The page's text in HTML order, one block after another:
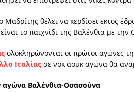
2026 ] Η συμφωνία πυρηνικής
2026 ]
Τα γεγονότα της Τηλλυρίας και το
2026 ] Tηλεοπτικοί “Mega-Fiers”…
2026 ] Κώστας Τσουκαλάς: Αντιπολίτευση
Μαδρίτης θέλει να κερδίσει εκτός
το παιχνίδι της Βαλένθια με
ολοκληρώνονται οι πρώτοι αγώνες
Ιταλίας σε νοκ άουκ αγώνα θα
αγώνα Βαλένθια-Οσασούνα